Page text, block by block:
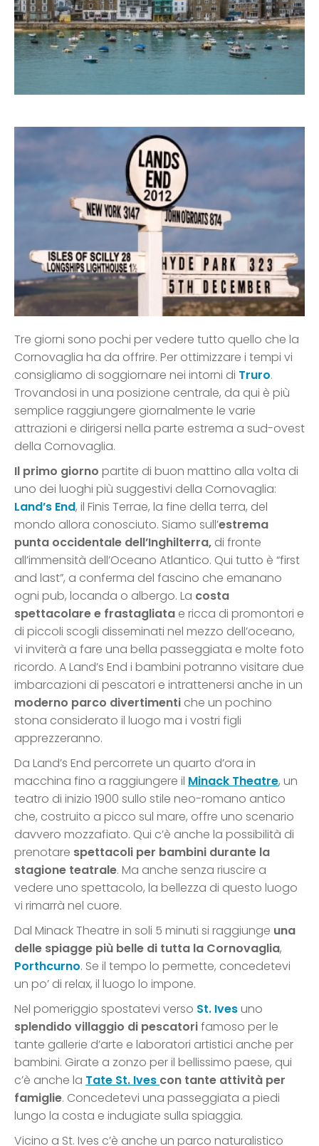
Tre giorni sono pochi per vedere tutto quello che la
Cornovaglia ha da offrire. Per ottimizzare i tempi vi
consigliamo di soggiornare nei intorni di Truro.
Trovandosi in una posizione centrale, da qui è più
semplice raggiungere giornalmente le varie
attrazioni e dirigersi nella parte estrema a sud-ovest
della Cornovaglia.
Il primo giorno partite di buon mattino alla volta di
uno dei luoghi più suggestivi della Cornovaglia:
Land’s End, il Finis Terrae, la fine della terra, del
mondo allora conosciuto. Siamo sull’estrema
punta occidentale dell’Inghilterra, di fronte
all’immensità dell’Oceano Atlantico. Qui tutto è “first
and last”, a conferma del fascino che emanano
ogni pub, locanda o albergo. La costa
spettacolare e frastagliata e ricca di promontori e
di piccoli scogli disseminati nel mezzo dell’oceano,
vi inviterà a fare una bella passeggiata e molte foto
ricordo. A Land’s End i bambini potranno visitare due
imbarcazioni di pescatori e intrattenersi anche in un
moderno parco divertimenti che un pochino
stona considerato il luogo ma i vostri figli
apprezzeranno.
Da Land’s End percorrete un quarto d’ora in
macchina fino a raggiungere il Minack Theatre, un
teatro di inizio 1900 sullo stile neo-romano antico
che, costruito a picco sul mare, offre uno scenario
davvero mozzafiato. Qui c’è anche la possibilità di
prenotare spettacoli per bambini durante la
stagione teatrale. Ma anche senza riuscire a
vedere uno spettacolo, la bellezza di questo luogo
vi rimarrà nel cuore.
Dal Minack Theatre in soli 5 minuti si raggiunge una
delle spiagge più belle di tutta la Cornovaglia,
Porthcurno. Se il tempo lo permette, concedetevi
un po’ di relax, il luogo lo impone.
Nel pomeriggio spostatevi verso St. Ivesuno
splendido villaggio di pescatorifamoso per le
tante gallerie d’arte e laboratori artistici anche per
bambini. Girate a zonzo per il bellissimo paese, qui
c’è anche la Tate St. Ives con tante attività per
famiglie. Concedetevi una passeggiata a piedi
lungo la costa e indugiate sulla spiaggia.
Vicino a St. Ives c’è anche un parco naturalistico